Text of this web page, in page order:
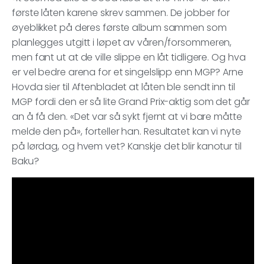
første låten karene skrev sammen. De jobber for
øyeblikket på deres første album sammen som
planlegges utgitt i løpet av våren/forsommeren,
men fant ut at de ville slippe en låt tidligere. Og hva
er vel bedre arena for et singelslipp enn MGP? Arne
Hovda sier til Aftenbladet at låten ble sendt inn til
MGP fordi den er så lite Grand Prix-aktig som det går
an å få den. «Det var så sykt fjernt at vi bare måtte
melde den på», forteller han. Resultatet kan vi nyte
på lørdag, og hvem vet? Kanskje det blir kanotur til
Baku?